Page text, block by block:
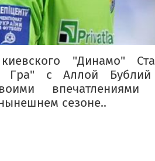
киевского "Динамо"
Гра" с Аллой
впечатлениями
сезоне..